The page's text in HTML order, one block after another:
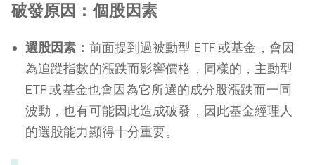
破發原因：個股因素
選股因素： 前面提到過被動型 ETF 或基金，會因
為追蹤指數的漲跌而影響價格，同樣的，主動型
ETF 或基金也會因為它所選的成分股漲跌而一同
波動，也有可能因此造成破發，因此基金經理人
的選股能力顯得十分重要。